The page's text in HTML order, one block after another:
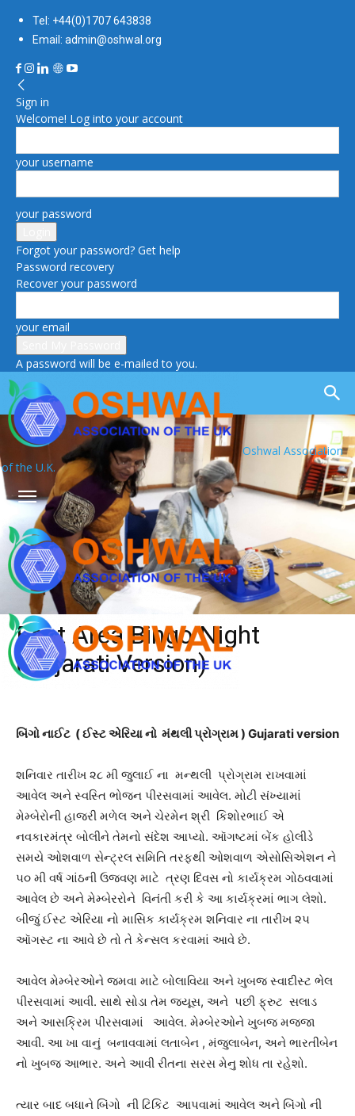
Tel: +44(0)1707 643838
Email: admin@oshwal.org
Sign in
Welcome! Log into your account
your username
your password
Forgot your password? Get help
Password recovery
Recover your password
your email
A password will be e-mailed to you.
Oshwal Association
of the U.K.
East Area Bingo Night
(Gujarati Version)
બિંગો નાઈટ ( ઈસ્ટ એરિયા નો મંથલી પ્રોગ્રામ ) Gujarati version
શનિવાર તારીખ ૨૮ મી જુલાઈ ના મન્થલી પ્રોગ્રામ રાખવામાં
આવેલ અને સ્વસ્તિ ભોજન પીરસવામાં આવેલ. મોટી સંખ્યામાં
મેમ્બેરોની હાજરી મળેલ અને ચેરમેન શ્રી કિશોરભાઈ એ
નવકારમંત્ર બોલીને તેમનો સંદેશ આપ્યો. ઑગષ્ટમાં બેંક હોલીડે
સમયે ઓશવાળ સેન્ટ્રલ સમિતિ તરફથી ઓશવાળ એસોસિએશન ને
૫૦ મી વર્ષ ગાંઠની ઉજવણ માટે ત્રણ દિવસ નો કાર્યક્રમ ગોઠવવામાં
આવેલ છે અને મેમ્બેરરોને વિનંતી કરી કે આ કાર્યક્રમાં ભાગ લેશો.
બીજું ઈસ્ટ એરિયા નો માસિક કાર્યક્રમ શનિવાર ના તારીખ ૨૫
ઑગસ્ટ ના આવે છે તો તે કેન્સલ કરવામાં આવે છે.
આવેલ મેમ્બેરઓને જમવા માટે બોલાવિયા અને ખુબજ સ્વાદીસ્ટ ભેલ
પીરસવામાં આવી. સાથે સોડા તેમ જ્યૂસ, અને પછી ફ્રુટ સલાડ
અને આસક્રિમ પીરસવામાં આવેલ. મેમ્બેરઓને ખુબજ મજ્જા
આવી. આ ખા વાનું બનાવવામાં લતાબેન , મંજુલાબેન, અને ભારતીબેન
નો ખુબજ આભાર. અને આવી રીતના સરસ મેનુ શોધ તા રહેશો.
ત્યાર બાદ બધાને બિંગો ની ટિકિટ આપવામાં આવેલ અને બિંગો ની